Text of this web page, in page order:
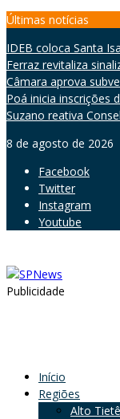
Skip
content
Últimas notícias
IDEB coloca Santa
Ferraz revitaliza
Câmara aprova
Poá inicia inscrições
Suzano reativa
8 de agosto de 2026
Facebook
Twitter
Instagram
Youtube
Publicidade
Início
Regiões
Alto Tietê